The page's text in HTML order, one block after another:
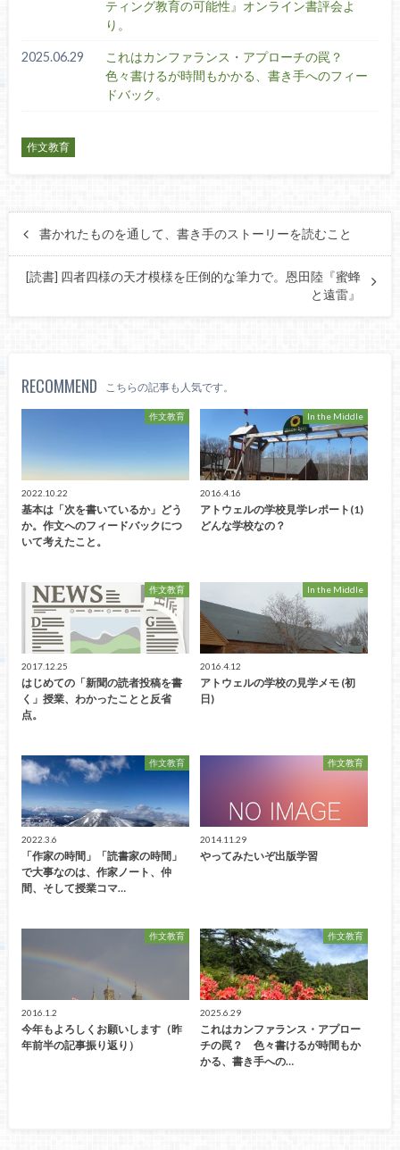
ティング教育の可能性』オンライン書評会よ
り。
2025.06.29
これはカンファランス・アプローチの罠？
色々書けるが時間もかかる、書き手へのフィー
ドバック。
作文教育
書かれたものを通して、書き手のストーリーを読むこと
[読書] 四者四様の天才模様を圧倒的な筆力で。恩田陸『蜜蜂
と遠雷』
RECOMMEND こちらの記事も人気です。
作文教育
2022.10.22
基本は「次を書いているか」どう
か。作文へのフィードバックにつ
いて考えたこと。
In the Middle
2016.4.16
アトウェルの学校見学レポート(1)
どんな学校なの？
作文教育
2017.12.25
はじめての「新聞の読者投稿を書
く」授業、わかったことと反省
点。
In the Middle
2016.4.12
アトウェルの学校の見学メモ (初
日)
作文教育
2022.3.6
「作家の時間」「読書家の時間」
で大事なのは、作家ノート、仲
間、そして授業コマ…
作文教育
2014.11.29
やってみたいぞ出版学習
作文教育
2016.1.2
今年もよろしくお願いします（昨
年前半の記事振り返り）
作文教育
2025.6.29
これはカンファランス・アプロー
チの罠？ 色々書けるが時間もか
かる、書き手への…